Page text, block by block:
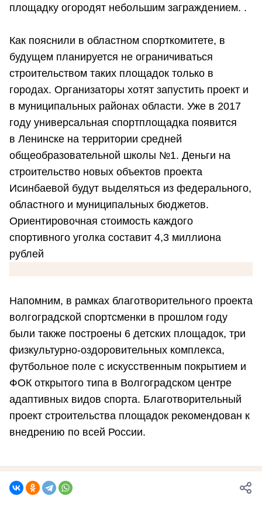
площадку огородят небольшим заграждением. .
Как пояснили в областном спорткомитете, в
будущем планируется не ограничиваться
строительством таких площадок только в
городах. Организаторы хотят запустить проект и
в муниципальных районах области. Уже в 2017
году универсальная спортплощадка появится
в Ленинске на территории средней
общеобразовательной школы №1. Деньги на
строительство новых объектов проекта
Исинбаевой будут выделяться из федерального,
областного и муниципальных бюджетов.
Ориентировочная стоимость каждого
спортивного уголка составит 4,3 миллиона
рублей
Напомним, в рамках благотворительного проекта
волгоградской спортсменки в прошлом году
были также построены 6 детских площадок, три
физкультурно-оздоровительных комплекса,
футбольное поле с искусственным покрытием и
ФОК открытого типа в Волгоградском центре
адаптивных видов спорта. Благотворительный
проект строительства площадок рекомендован к
внедрению по всей России.